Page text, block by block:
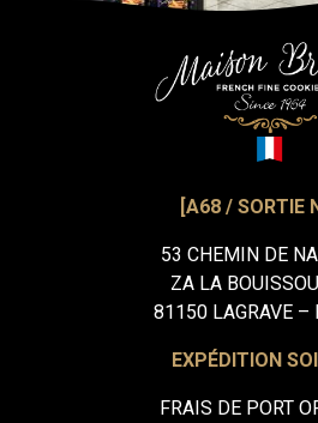
[A68 / SORTIE
53 CHEMIN DE
ZA LA
81150 LAGRAVE –
EXPÉDITION
FRAIS DE PORT